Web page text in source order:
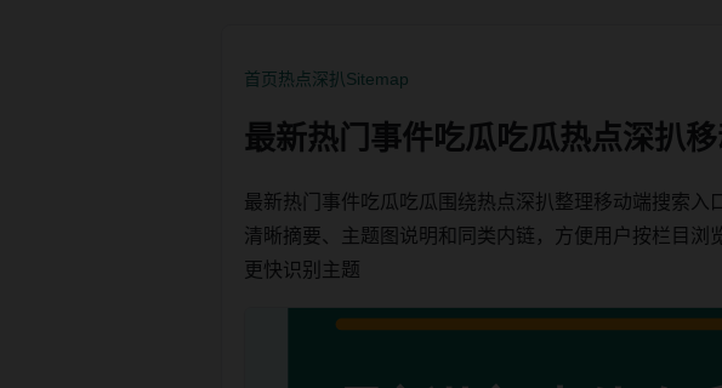
首页热点深扒Sitemap
最新热门事件吃瓜吃瓜热点深扒
最新热门事件吃瓜吃瓜围绕热点深扒整理移动端搜索入
清晰摘要、主题图说明和同类内链，方便用户按栏目
更快识别主题